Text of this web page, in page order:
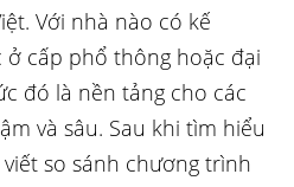
Với nhà nào có kế
cấp phổ thông hoặc đại
đó là nền tảng cho các
và sâu. Sau khi tìm hiểu
so sánh chương trình